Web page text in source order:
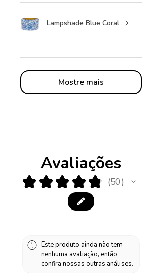
Lampshade Blue Coral
Mostre mais
Avaliações
★ ★ ★ ★ ★ 50
50
Este produto ainda não tem
nenhuma avaliação, então
confira nossas outras análises.